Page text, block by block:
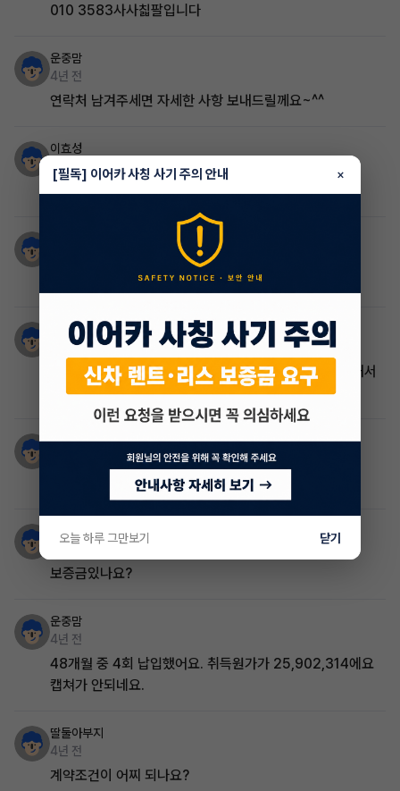
010 3583사사칣팔입니다
운중맘
4년 전
연락처 남겨주세면 자세한 사항 보내드릴께요~^^
이효성
4년 전
제가 할께요. 연락부탁드립니다
보증금 등 별도 비용있나요?
운중맘
4년 전
취득가에 30%납입했어요. 정확한 금액은 계약서 봐야해서
내일이나 올릴수 있어요. 확인이 안되네요.
딸둘아부지
여긴 1대1 대화는 못하는건가요?
딸둘아부지
4년 전
보증금있나요?
운중맘
4년 전
48개월 중 4회 납입했어요. 취득원가가 25,902,314에요
캡쳐가 안되네요.
딸둘아부지
4년 전
계약조건이 어찌 되나요?
[필독] 이어카 사칭 사기 주의 안내 ×
오늘 하루 그만보기 닫기